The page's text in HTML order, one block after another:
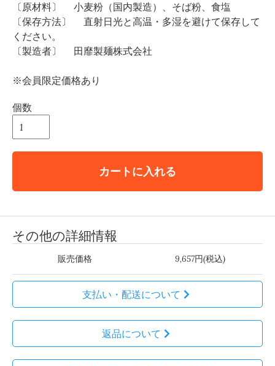
〔原材料〕 小麦粉（国内製造）、そば粉、食塩
〔保存方法〕 直射日光と高温・多湿を避けて保存して
ください。
〔製造者〕 田靡製麺株式会社
※会員限定価格あり
個数
カートに入れる
その他の詳細情報
販売価格 9,657円(税込)
支払い・配送について
返品について